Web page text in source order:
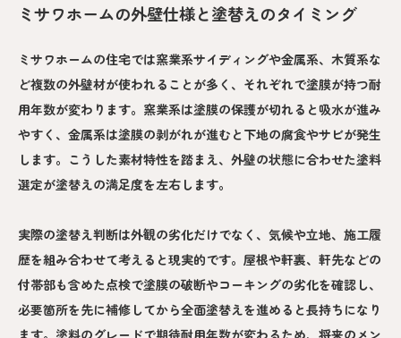
ミサワホームの外壁仕様と塗替えのタイミング
ミサワホームの住宅では窯業系サイディングや金属系、木質系な
ど複数の外壁材が使われることが多く、それぞれで塗膜が持つ耐
用年数が変わります。窯業系は塗膜の保護が切れると吸水が進み
やすく、金属系は塗膜の剥がれが進むと下地の腐食やサビが発生
します。こうした素材特性を踏まえ、外壁の状態に合わせた塗料
選定が塗替えの満足度を左右します。
実際の塗替え判断は外観の劣化だけでなく、気候や立地、施工履
歴を組み合わせて考えると現実的です。屋根や軒裏、軒先などの
付帯部も含めた点検で塗膜の破断やコーキングの劣化を確認し、
必要箇所を先に補修してから全面塗替えを進めると長持ちになり